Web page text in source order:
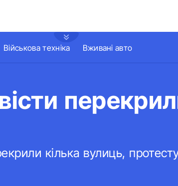
Військова техніка Вживані авто
кілька вулиць,